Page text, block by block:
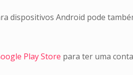
dispositivos Android pode
Play Store para ter uma